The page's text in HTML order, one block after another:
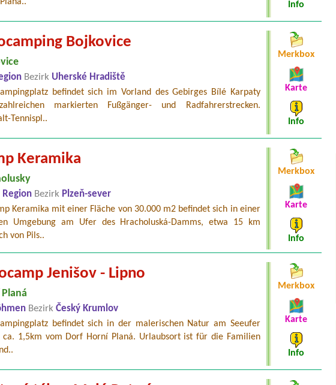
Info
Bojkovice
Bezirk Uherské Hradiště
befindet sich im Vorland des Gebirges Bílé Karpaty
markierten Fußgänger- und Radfahrerstrecken.
Tennispl..
Merkbox
Karte
Info
Keramika
Region Bezirk Plzeň-sever
Keramika mit einer Fläche von 30.000 m2 befindet sich in einer
Umgebung am Ufer des Hracholuská-Damms, etwa 15 km
von Pils..
Merkbox
Karte
Info
Jenišov - Lipno
Bezirk Český Krumlov
befindet sich in der malerischen Natur am Seeufer
ca. 1,5km vom Dorf Horní Planá. Urlaubsort ist für die Familien
Merkbox
Karte
Info